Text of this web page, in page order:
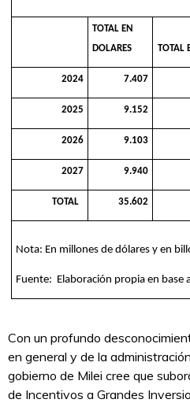
TOTAL EN
DOLARES
TOTAL
2024 7.407
2025 9.152
2026 9.103
2027 9.940
TOTAL 35.602
Nota: En millones de dólares y en
Fuente: Elaboración propia en base
Con un profundo
en general y de la
gobierno de Milei cree que
de Incentivos a Grandes